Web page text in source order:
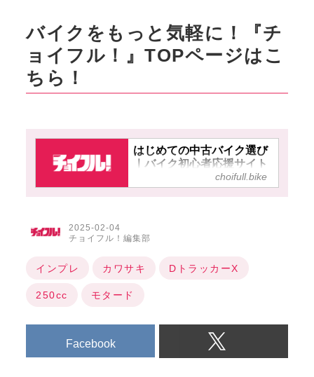
バイクをもっと気軽に！『チ
ョイフル！』TOPページはこ
ちら！
はじめての中古バイク選び
｜バイク初心者応援サイト
【チョイフル！】choifull.bike
2025-02-04
チョイフル！編集部
インプレ カワサキ DトラッカーX
250cc モタード
Facebook